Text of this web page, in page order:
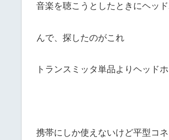
音楽を聴こうとしたときにヘッ
んで、探したのがこれ
トランスミッタ単品よりヘッド
携帯にしか使えないけど平型コ